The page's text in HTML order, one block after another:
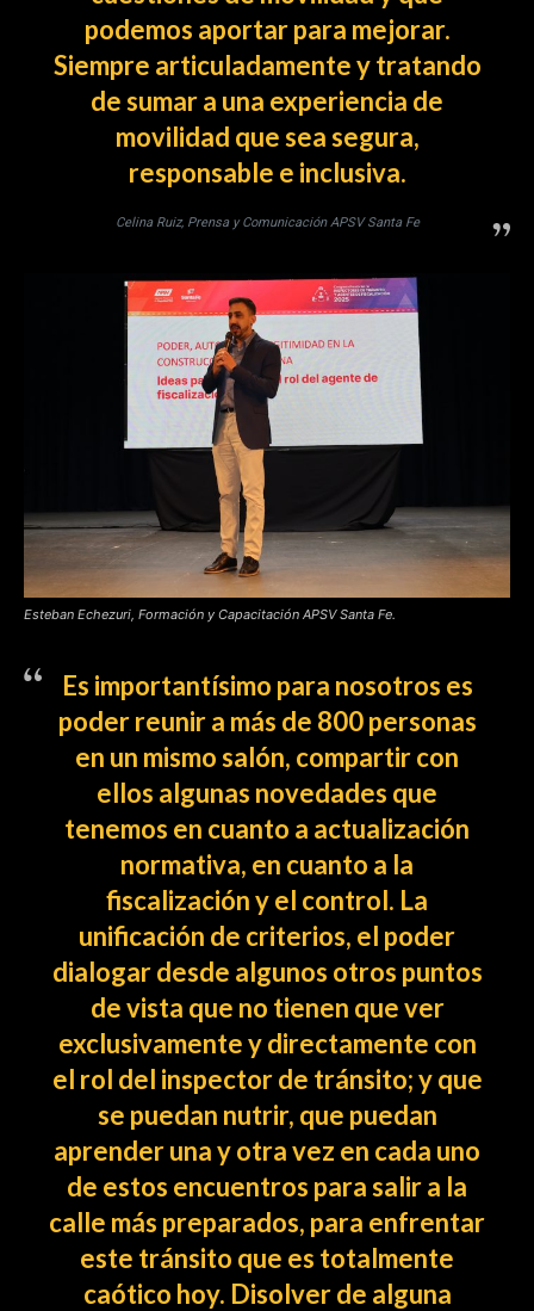
podemos aportar para mejorar.
Siempre articuladamente y tratando
de sumar a una experiencia de
movilidad que sea segura,
responsable e inclusiva.
Celina Ruiz, Prensa y Comunicación APSV Santa Fe
Esteban Echezuri, Formación y Capacitación APSV Santa Fe.
Es importantísimo para nosotros es
poder reunir a más de 800 personas
en un mismo salón, compartir con
ellos algunas novedades que
tenemos en cuanto a actualización
normativa, en cuanto a la
fiscalización y el control. La
unificación de criterios, el poder
dialogar desde algunos otros puntos
de vista que no tienen que ver
exclusivamente y directamente con
el rol del inspector de tránsito; y que
se puedan nutrir, que puedan
aprender una y otra vez en cada uno
de estos encuentros para salir a la
calle más preparados, para enfrentar
este tránsito que es totalmente
caótico hoy. Disolver de alguna